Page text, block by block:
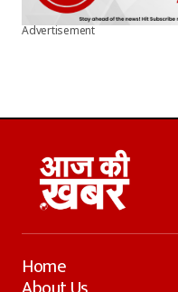
Advertisement
Home